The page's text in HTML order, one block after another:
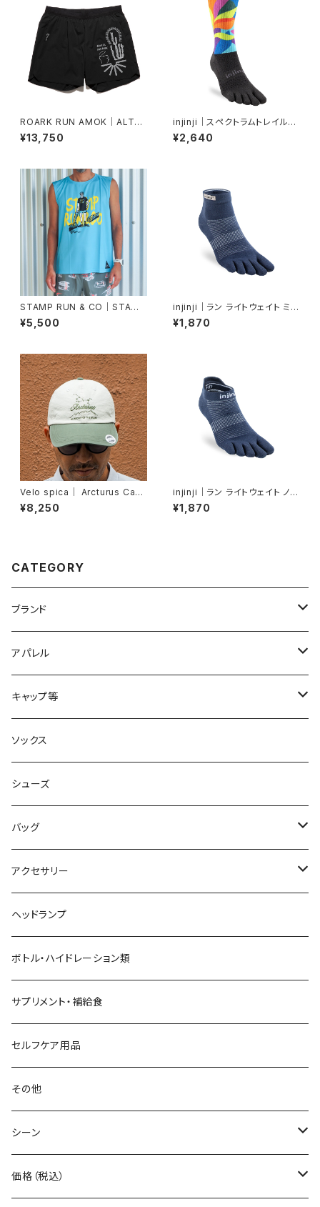
ROARK RUN AMOK｜ALTA
5" Col.BLACK
¥13,750
injinji｜スペクトラムトレイルミ
ッドウェイトクルー（バージャー）
¥2,640
STAMP RUN & CO｜STAMP
GRAPHIC TANK (Support y
our local trails)
¥5,500
injinji｜ラン ライトウェイト ミニ
クルー（ネイビー）
¥1,870
Velo spica｜ Arcturus Cap
col. Green
¥8,250
injinji｜ラン ライトウェイト ノー
ショー（ネイビー）
¥1,870
CATEGORY
ブランド
2XU
acu Products
AILEY
AKIV
ALTRA
aroma vera
AZUMA BAG
BANANA GO
Beruf Baggage
Body Glide
BONE
BOOKMAN
carb
アパレル
トップス
ボトムス
キャップ等
キャップ・ハット
ヘッドバンド
ソックス
シューズ
バッグ
バックパック
ショルダーバッグ
トートバッグ
2WAYバッグ/3WAYバッグ
その他バッグ
アクセサリー
サングラス
てぬぐい
財布
アームカバー
ネックゲイター
ヘッドランプ
ボトル・ハイドレーション類
サプリメント・補給食
セルフケア用品
その他
シーン
自転車
価格（税込）